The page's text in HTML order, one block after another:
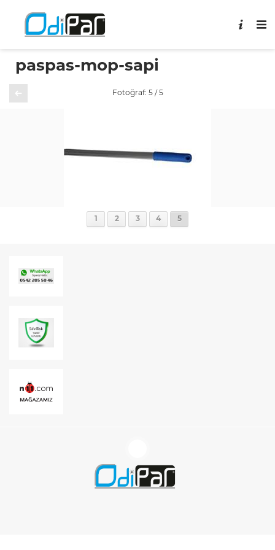
paspas-mop-sapi
Fotoğraf: 5 / 5
1 2 3 4 5